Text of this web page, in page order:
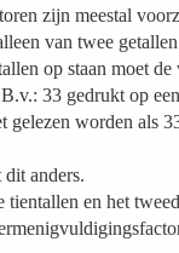
zijn meestal
van twee
op staan moet de
33 gedrukt op
gelezen worden als
anders.
tientallen en het